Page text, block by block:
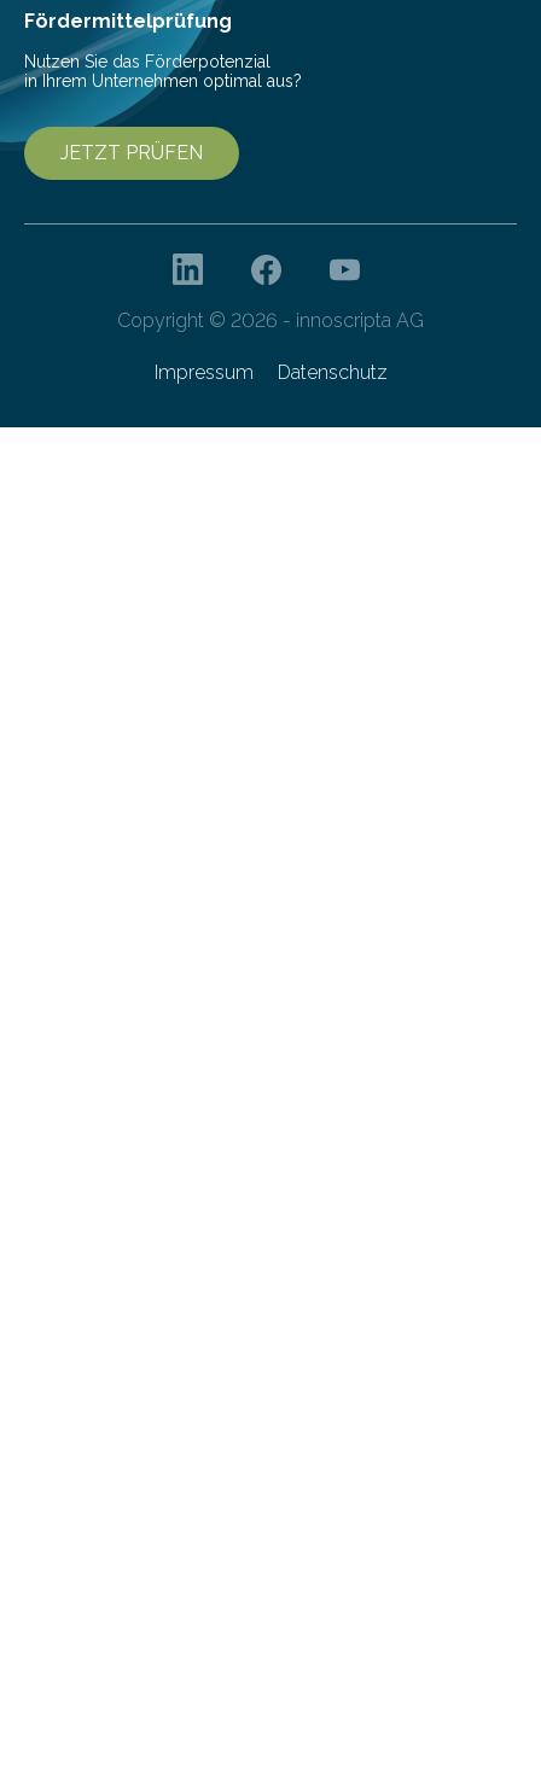
Krankenhausaufenthalten verbunden. „Mit Hilfe digitaler
Technologien…
Fördermittelprüfung
Nutzen Sie das Förderpotenzial
in Ihrem Unternehmen optimal aus?
JETZT PRÜFEN
Copyright © 2026 - innoscripta AG
Impressum Datenschutz